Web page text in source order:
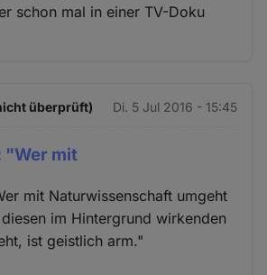
schon mal in einer TV-Doku
überprüft) Di. 5 Jul 2016 - 15:45
"Wer mit
mit Naturwissenschaft umgeht
im Hintergrund wirkenden
ist geistlich arm."